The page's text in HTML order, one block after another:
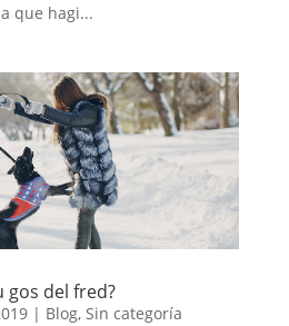
que hagi...
gos del fred?
| Blog, Sin categoría